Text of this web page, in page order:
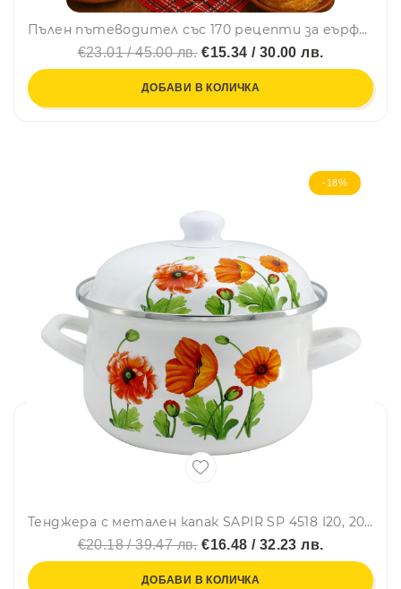
Пълен пътеводител със 170 рецепти за еърфрайър и фурна с горещ въздух - модела ZP-1441 с огромен обем от 25 литра
€23.01 / 45.00 лв.€15.34 / 30.00 лв.
ДОБАВИ В КОЛИЧКА
-18%
Тенджера с метален капак SAPIR SP 4518 I20, 20 см, 2.7 литра, Емайл, Бял/декорация
€20.18 / 39.47 лв.€16.48 / 32.23 лв.
ДОБАВИ В КОЛИЧКА